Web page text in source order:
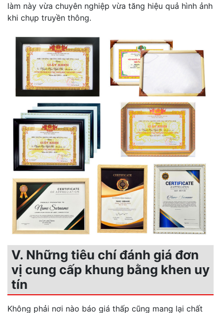
làm này vừa chuyên nghiệp vừa tăng hiệu quả hình ảnh
khi chụp truyền thông.
V. Những tiêu chí đánh giá đơn
vị cung cấp khung bằng khen uy
tín
Không phải nơi nào báo giá thấp cũng mang lại chất